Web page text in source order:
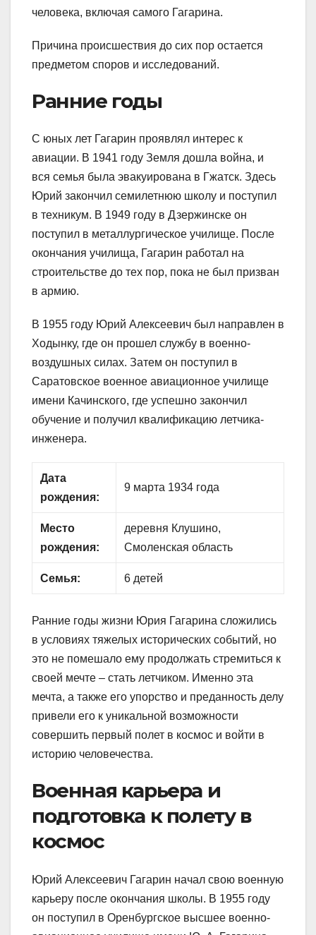
человека, включая самого Гагарина.
Причина происшествия до сих пор остается
предметом споров и исследований.
Ранние годы
С юных лет Гагарин проявлял интерес к
авиации. В 1941 году Земля дошла война, и
вся семья была эвакуирована в Гжатск. Здесь
Юрий закончил семилетнюю школу и поступил
в техникум. В 1949 году в Дзержинске он
поступил в металлургическое училище. После
окончания училища, Гагарин работал на
строительстве до тех пор, пока не был призван
в армию.
В 1955 году Юрий Алексеевич был направлен в
Ходынку, где он прошел службу в военно-
воздушных силах. Затем он поступил в
Саратовское военное авиационное училище
имени Качинского, где успешно закончил
обучение и получил квалификацию летчика-
инженера.
Дата
рождения:
9 марта 1934 года
Место
рождения:
деревня Клушино,
Смоленская область
Семья: 6 детей
Ранние годы жизни Юрия Гагарина сложились
в условиях тяжелых исторических событий, но
это не помешало ему продолжать стремиться к
своей мечте – стать летчиком. Именно эта
мечта, а также его упорство и преданность делу
привели его к уникальной возможности
совершить первый полет в космос и войти в
историю человечества.
Военная карьера и
подготовка к полету в
космос
Юрий Алексеевич Гагарин начал свою военную
карьеру после окончания школы. В 1955 году
он поступил в Оренбургское высшее военно-